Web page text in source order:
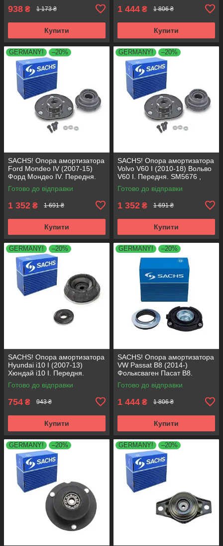
938 ₴ 1 173 ₴
Купити
1 444 ₴ 1 806 ₴
Купити
GERMANY! –20%
SACHS! Опора амортизатора
Ford Mondeo IV (2007-15)
Форд Мондео IV. Передня.
SM5676 , 803053 , KB652.30
Готово до відправки
1 352 ₴ 1 691 ₴
Купити
GERMANY! –20%
SACHS! Опора амортизатора
Volvo V60 I (2010-18) Вольво
V60 I. Передня. SM5676 ,
803053 , KB652.30
Готово до відправки
1 352 ₴ 1 691 ₴
Купити
GERMANY! –20%
SACHS! Опора амортизатора
Hyundai i10 I (2007-13)
Хюндай i10 I. Передня.
SM5818 , 801063 , KB689.27 ,
VKDA88511
Готово до відправки
754 ₴ 943 ₴
Купити
GERMANY! –20%
SACHS! Опора амортизатора
VW Passat B8 (2014-)
Фольксваген Пасат B8.
Передня. 803024 , KB657.27 ,
VKDA35167
Готово до відправки
1 444 ₴ 1 806 ₴
Купити
GERMANY! –20% GERMANY! –20%